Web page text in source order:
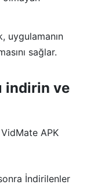
uygulamanın
sağlar.
indirin ve
APK
İndirilenler